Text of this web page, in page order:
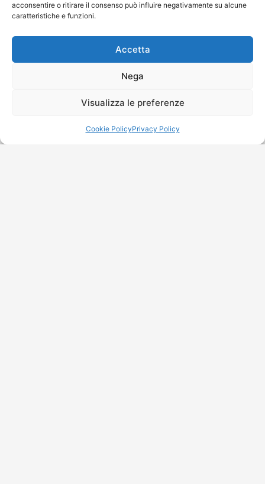
acconsentire o ritirare il consenso può influire negativamente su alcune
caratteristiche e funzioni.
Accetta
Nega
Visualizza le preferenze
Cookie PolicyPrivacy Policy